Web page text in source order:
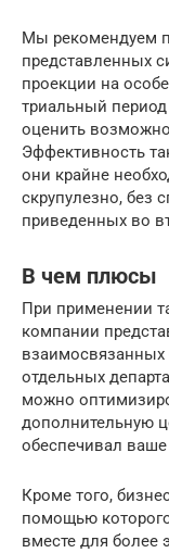
Мы рекомендуем
представленных
проекции на
триальный
оценить
Эффективность
они крайне
скрупулезно, без
приведенных во
В чем плюсы
При применении
компании
взаимосвязанных
отдельных
можно
дополнительную
обеспечивал
Кроме того,
помощью
вместе для более